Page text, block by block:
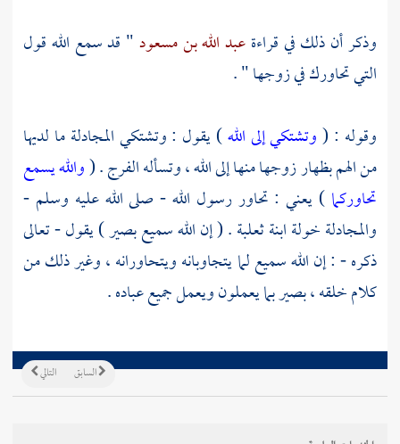
وذكر أن ذلك في قراءةعبد الله بن مسعود" قد سمع الله قول
التي تحاورك في زوجها " .
وقوله : (وتشتكي إلى الله) يقول : وتشتكي المجادلة ما لديها
من الهم بظهار زوجها منها إلى الله ، وتسأله الفرج . (والله يسمع
تحاوركما) يعني : تحاور رسول الله - صلى الله عليه وسلم -
والمجادلة خولة ابنة ثعلبة . ( إن الله سميع بصير ) يقول - تعالى
ذكره - : إن الله سميع لما يتجاوبانه ويتحاورانه ، وغير ذلك من
كلام خلقه ، بصير بما يعملون ويعمل جميع عباده .
التالي السابق